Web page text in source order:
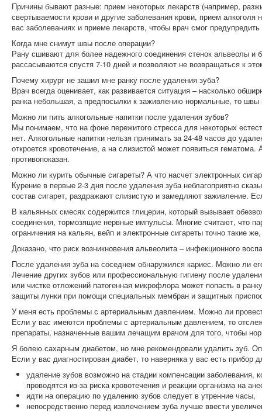
Причины бывают разные: прием некоторых лекарств (например,
свертываемости крови и другие заболевания крови, прием
вас заболеваниях и приеме лекарств, чтобы врач смог
Когда мне снимут швы после операции?
Рану сшивают для более надежного соединения стенок альвеолы
рассасываются спустя 7-10 дней и позволяют не возвращаться к
Почему хирург не зашил мне ранку после удаления зуба?
Врач всегда оценивает, как развивается ситуация – насколько
ранка небольшая, а предпосылки к заживлению нормальные, то швы
Можно ли пить алкогольные напитки после удаления зубов?
Мы понимаем, что на фоне пережитого стресса для некоторых
нет. Алкогольные напитки нельзя принимать за 24-48 часов до
откроется кровотечение, а на слизистой может появиться
противопоказан.
Можно ли курить обычные сигареты? А что насчет электронных
Курение в первые 2-3 дня после удаления зуба неблагоприятно
состав сигарет, раздражают слизистую и замедляют заживление.
В кальянных смесях содержится глицерин, который вызывает
соединения, тормозящие нервные импульсы. Многие считают, что
ограничения на кальян, вейп и электронные сигареты точно такие
Доказано, что риск возникновения альвеолита – инфекционного
После удаления зуба на соседнем обнаружился кариес. Можно ли
Лечение других зубов или профессиональную гигиену после
или чистке отложений патогенная микрофлора может попасть в
защиты лунки при помощи специальных мембран и защитных
У меня есть проблемы с артериальным давлением. Можно ли
Если у вас имеются проблемы с артериальным давлением, то
препараты, назначенные вашим лечащим врачом для того, чтобы
Я болею сахарным диабетом, но мне рекомендовали удалить зуб.
Если у вас диагностирован диабет, то наверняка у вас есть
удаление зубов возможно на стадии компенсации заболевания,
проводятся из-за риска кровотечения и реакции организма на
идти на операцию по удалению зубов следует в утренние часы,
непосредственно перед извлечением зуба лучше ввести